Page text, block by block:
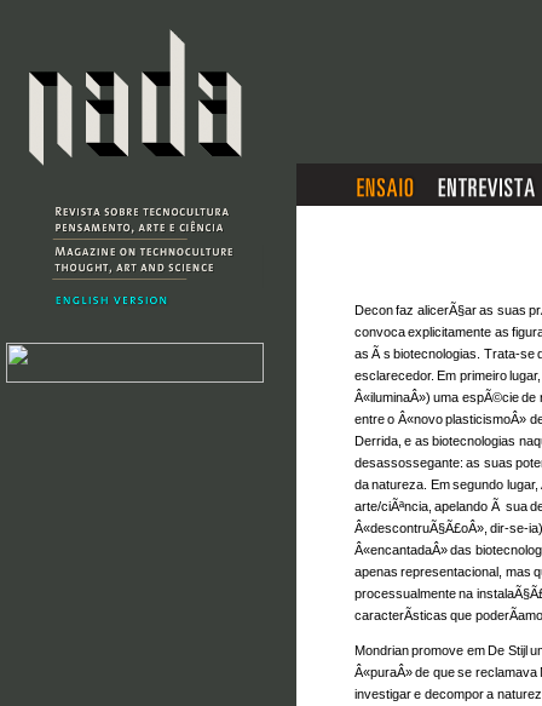
Decon faz alicerÃ§ar as suas
convoca explicitamente as
as Ã s biotecnologias. Trata-se
esclarecedor. Em primeiro
Â«iluminaÂ») uma espÃ©cie
entre o Â«novo plasticismoÂ»
Derrida, e as biotecnologias
desassossegante: as suas
da natureza. Em segundo
arte/ciÃªncia, apelando Ã sua
Â«descontruÃ§Ã£oÂ», dir-se-
Â«encantadaÂ» das
apenas representacional, mas
processualmente na
caracterÃ­sticas que
Mondrian promove em De Stijl
Â«puraÂ» de que se
investigar e decompor a